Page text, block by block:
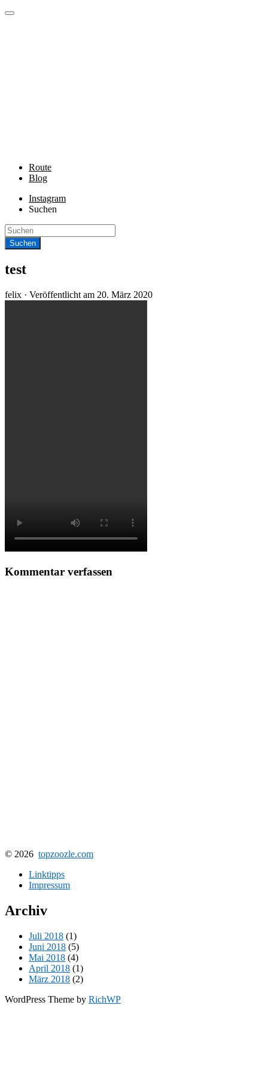
Route
Blog
Instagram
Suchen
test
felix · Veröffentlicht am 20. März 2020
Kommentar verfassen
© 2026 topzoozle.com
Linktipps
Impressum
Archiv
Juli 2018 (1)
Juni 2018 (5)
Mai 2018 (4)
April 2018 (1)
März 2018 (2)
WordPress Theme by RichWP